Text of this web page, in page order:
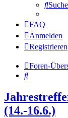
Suche
FAQ
Anmelden
Registrieren
Foren-
Suche
(14.-16.6.)